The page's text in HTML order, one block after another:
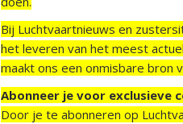
Bij Luchtvaartnieuws en
het leveren van het meest
maakt ons een onmisbare bron
Abonneer je voor exclusieve
Door je te abonneren op